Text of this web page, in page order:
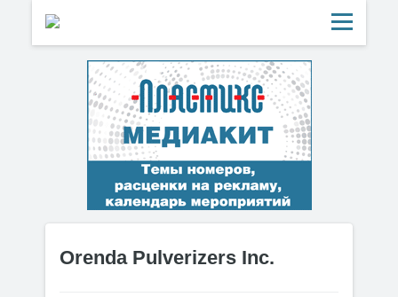
Orenda Pulverizers Inc.